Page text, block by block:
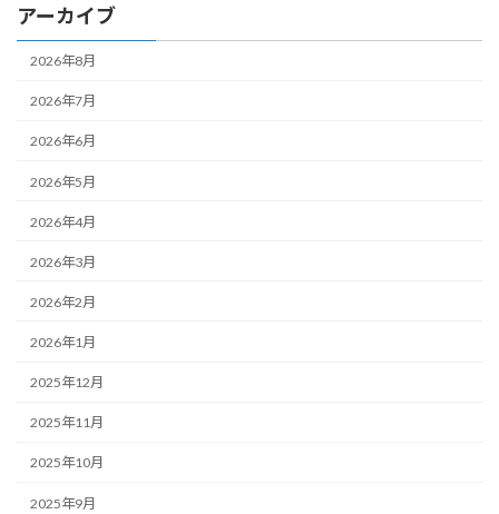
アーカイブ
2026年8月
2026年7月
2026年6月
2026年5月
2026年4月
2026年3月
2026年2月
2026年1月
2025年12月
2025年11月
2025年10月
2025年9月